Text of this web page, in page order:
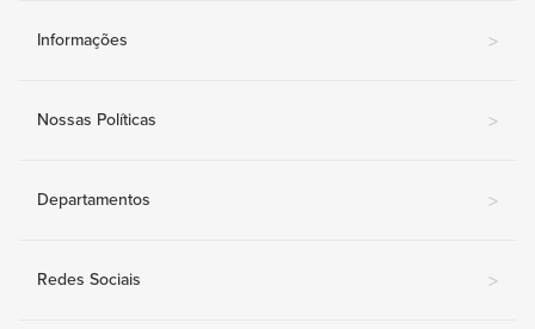
Informações >
Nossas Políticas >
Departamentos >
Redes Sociais >